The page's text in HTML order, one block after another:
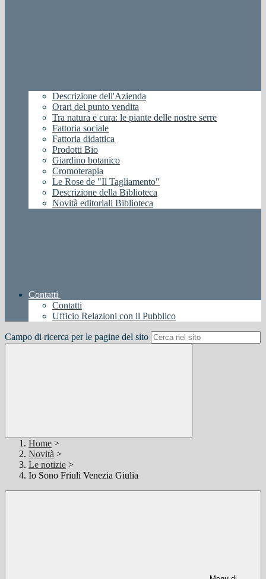
Descrizione dell'Azienda
Orari del punto vendita
Tra natura e cura: le piante delle nostre serre
Fattoria sociale
Fattoria didattica
Prodotti Bio
Giardino botanico
Cromoterapia
Le Rose de "Il Tagliamento"
Descrizione della Biblioteca
Novità editoriali Biblioteca
Contatti
Contatti
Ufficio Relazioni con il Pubblico
Campo di ricerca per le pagine del sito
Home >
Novità >
Le notizie >
Io Sono Friuli Venezia Giulia